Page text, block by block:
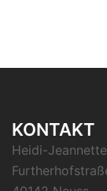
KONTAKT
Heidi-